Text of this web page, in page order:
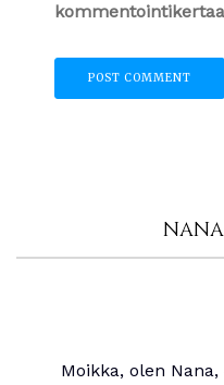
Moikka, olen